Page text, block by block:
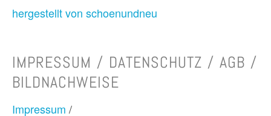
hergestellt von schoenundneu
IMPRESSUM / DATENSCHUTZ / AGB /
BILDNACHWEISE
Impressum /